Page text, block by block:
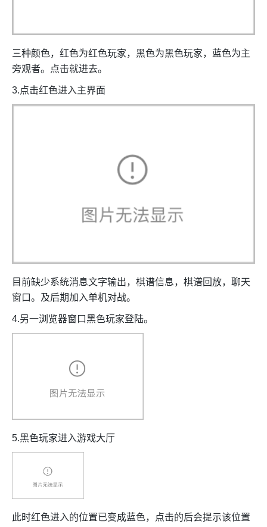
三种颜色，红色为红色玩家，黑色为黑色玩家，蓝色为主
旁观者。点击就进去。
3.点击红色进入主界面
目前缺少系统消息文字输出，棋谱信息，棋谱回放，聊天
窗口。及后期加入单机对战。
4.另一浏览器窗口黑色玩家登陆。
5.黑色玩家进入游戏大厅
此时红色进入的位置已变成蓝色，点击的后会提示该位置